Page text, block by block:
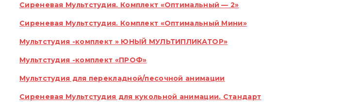
Сиреневая Мультстудия. Комплект «Оптимальный — 2»
Сиреневая Мультстудия. Комплект «Оптимальный Мини»
Мультстудия -комплект » ЮНЫЙ МУЛЬТИПЛИКАТОР»
Мультстудия -комплект «ПРОФ»
Мультстудия для перекладной/песочной анимации
Сиреневая Мультстудия для кукольной анимации. Стандарт